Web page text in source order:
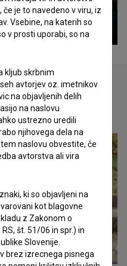
si
je to navedeno v viru, iz
Vsebine, na katerih so
v prosti uporabi, so na
kljub skrbnim
avtorjev oz. imetnikov
na objavljenih delih
na naslovu
ustrezno uredili
njihovega dela na
naslovu obvestite, če
avtorstva ali vira
ki so objavljeni na
kot blagovne
z Zakonom o
št. 51/06 in spr.) in
Slovenije.
brez izrecnega pisnega